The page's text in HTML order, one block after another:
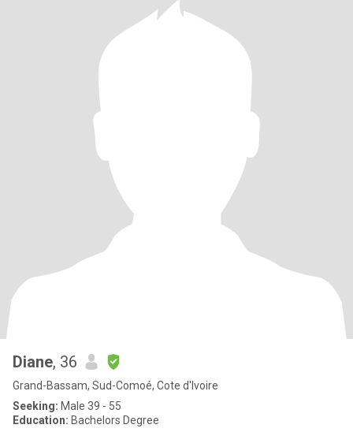
Diane, 36
Grand-Bassam, Sud-Comoé, Cote d'Ivoire
Seeking: Male 39 - 55
Education: Bachelors Degree